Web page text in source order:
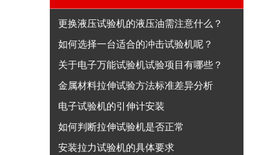
更换液压试验机的液压油需注意什么？
如何选择一台适合的冲击试验机呢？
关于电子万能试验机试验项目有哪些？
金属材料拉伸试验方法标准差异分析
电子试验机的引伸计安装
如何判断拉伸试验机是否正常
安装拉力试验机的具体要求